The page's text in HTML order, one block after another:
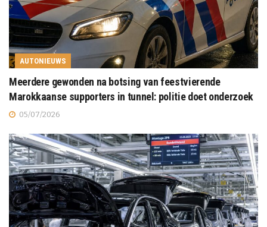
AUTONIEUWS
Meerdere gewonden na botsing van feestvierende
Marokkaanse supporters in tunnel: politie doet onderzoek
05/07/2026